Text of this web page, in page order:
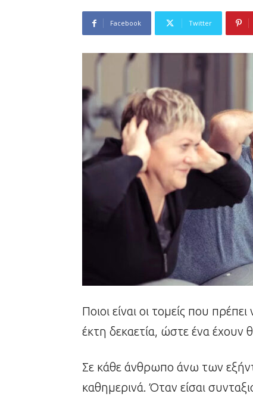
Facebook Twitter
Ποιοι είναι οι τομείς που
έκτη δεκαετία, ώστε ένα έχουν
Σε κάθε άνθρωπο άνω των
καθημερινά. Όταν είσαι